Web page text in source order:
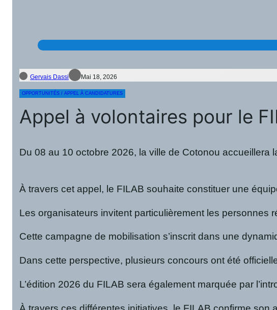
Gervais Dassi Mai 18, 2026
OPPORTUNITÉS / APPEL À CANDIDATURES
Appel à volontaires pour le
Du 08 au 10 octobre 2026, la ville de Cotonou accueillera
À travers cet appel, le FILAB souhaite constituer une
Les organisateurs invitent particulièrement les personnes
Cette campagne de mobilisation s’inscrit dans une
Dans cette perspective, plusieurs concours ont été
L’édition 2026 du FILAB sera également marquée par